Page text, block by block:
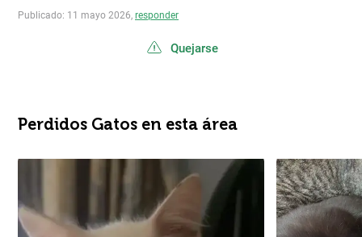
Publicado: 11 mayo 2026, responder
Quejarse
Perdidos Gatos en esta área